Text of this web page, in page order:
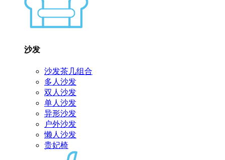
沙发
沙发茶几组合
多人沙发
双人沙发
单人沙发
异形沙发
户外沙发
懒人沙发
贵妃椅